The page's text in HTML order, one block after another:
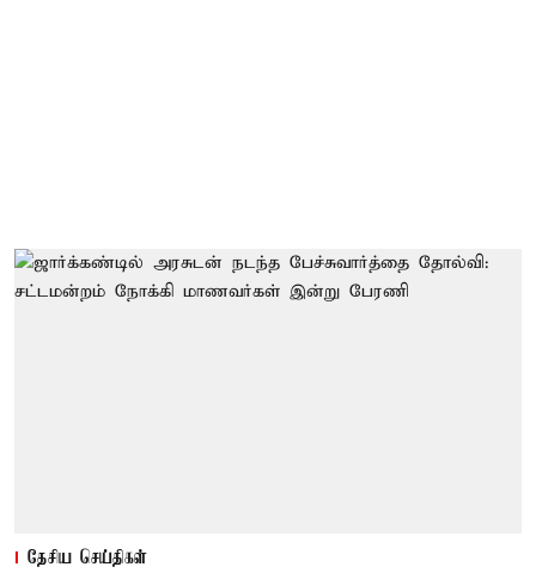
தேசிய செய்திகள்